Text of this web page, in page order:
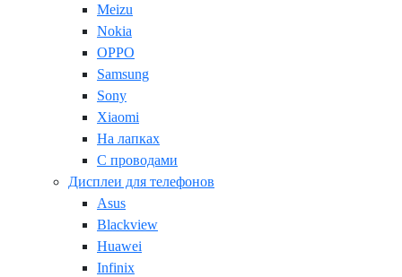
Meizu
Nokia
OPPO
Samsung
Sony
Xiaomi
На лапках
С проводами
Дисплеи для телефонов
Asus
Blackview
Huawei
Infinix